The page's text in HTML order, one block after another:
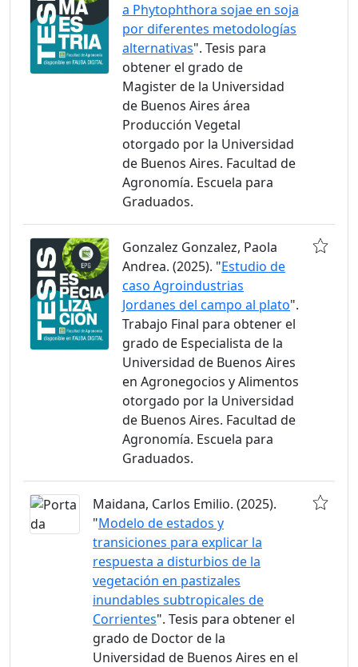
a Phytophthora sojae en soja
por diferentes metodologías
alternativas". Tesis para
obtener el grado de
Magister de la Universidad
de Buenos Aires área
Producción Vegetal
otorgado por la Universidad
de Buenos Aires. Facultad de
Agronomía. Escuela para
Graduados.
Gonzalez Gonzalez, Paola
Andrea. (2025). "Estudio de
caso Agroindustrias
Jordanes del campo al plato".
Trabajo Final para obtener el
grado de Especialista de la
Universidad de Buenos Aires
en Agronegocios y Alimentos
otorgado por la Universidad
de Buenos Aires. Facultad de
Agronomía. Escuela para
Graduados.
Maidana, Carlos Emilio. (2025).
"Modelo de estados y
transiciones para explicar la
respuesta a disturbios de la
vegetación en pastizales
inundables subtropicales de
Corrientes". Tesis para obtener el
grado de Doctor de la
Universidad de Buenos Aires en el